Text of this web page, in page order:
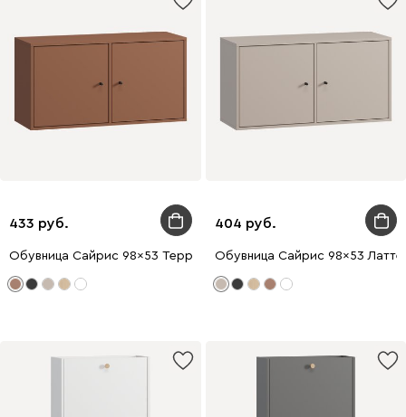
433
Обувница Сайрис 98x53 Терракотовый
404
Обувница Сайрис 98x53 Латте